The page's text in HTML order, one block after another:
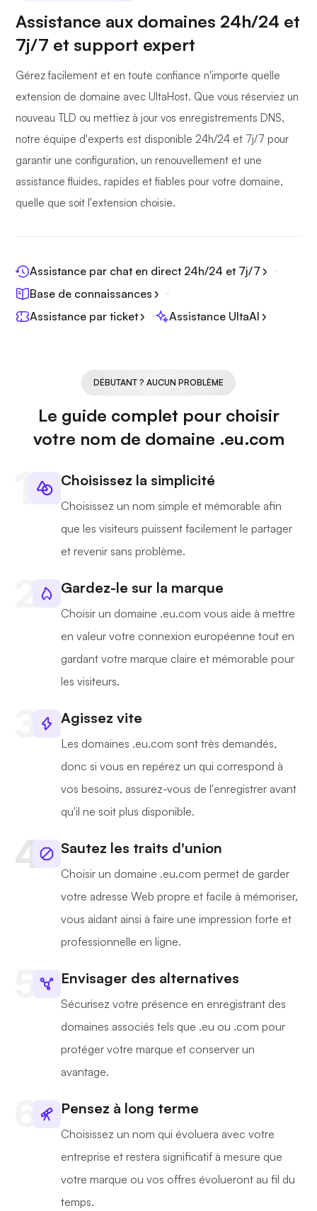
Assistance aux domaines 24h/24 et
7j/7 et support expert
Gérez facilement et en toute confiance n'importe quelle
extension de domaine avec UltaHost. Que vous réserviez un
nouveau TLD ou mettiez à jour vos enregistrements DNS,
notre équipe d'experts est disponible 24h/24 et 7j/7 pour
garantir une configuration, un renouvellement et une
assistance fluides, rapides et fiables pour votre domaine,
quelle que soit l'extension choisie.
Assistance par chat en direct 24h/24 et 7j/7
Base de connaissances
Assistance par ticket
Assistance UltaAI
DÉBUTANT ? AUCUN PROBLÈME
Le guide complet pour choisir
votre nom de domaine .eu.com
Choisissez la simplicité
Choisissez un nom simple et mémorable afin
que les visiteurs puissent facilement le partager
et revenir sans problème.
Gardez-le sur la marque
Choisir un domaine .eu.com vous aide à mettre
en valeur votre connexion européenne tout en
gardant votre marque claire et mémorable pour
les visiteurs.
Agissez vite
Les domaines .eu.com sont très demandés,
donc si vous en repérez un qui correspond à
vos besoins, assurez-vous de l'enregistrer avant
qu'il ne soit plus disponible.
Sautez les traits d'union
Choisir un domaine .eu.com permet de garder
votre adresse Web propre et facile à mémoriser,
vous aidant ainsi à faire une impression forte et
professionnelle en ligne.
Envisager des alternatives
Sécurisez votre présence en enregistrant des
domaines associés tels que .eu ou .com pour
protéger votre marque et conserver un
avantage.
Pensez à long terme
Choisissez un nom qui évoluera avec votre
entreprise et restera significatif à mesure que
votre marque ou vos offres évolueront au fil du
temps.